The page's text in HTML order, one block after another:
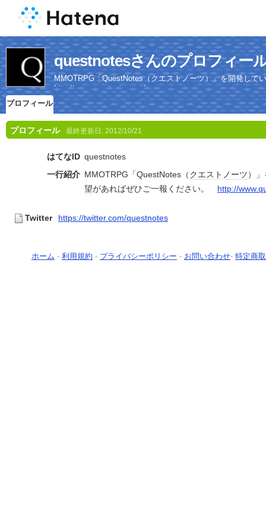
questnotesさんのプロフィー
MMOTRPG「QuestNotes（クエストノーツ）」を開発し
http://www.questnotes.net/
プロフィール
プロフィール 最終更新日: 2012/10/21
はてなID questnotes
一行紹介 MMOTRPG「QuestNotes（クエスト ノーツ）
望があればぜひご一報ください。 http://
Twitter https://twitter.com/questnotes
ホーム - 利用規約 - プライバシーポリシー - お問い合わせ- 特定商